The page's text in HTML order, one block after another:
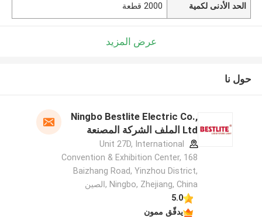
الحد الأدنى لكمية 2000 قطعة
عرض المزيد
حول نا
Ningbo Bestlite Electric Co.,
Ltd الملف الشركة المصنعة
Unit 27D, International
Convention & Exhibition Center, 168
Baizhang Road, Yinzhou District,
Ningbo, Zhejiang, China ,الصين
5.0
يدقّق ممون